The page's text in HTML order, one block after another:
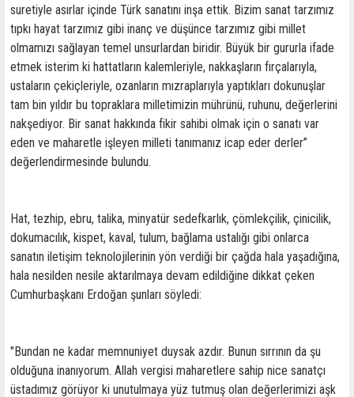
suretiyle asırlar içinde Türk sanatını inşa ettik. Bizim sanat tarzımız
tıpkı hayat tarzımız gibi inanç ve düşünce tarzımız gibi millet
olmamızı sağlayan temel unsurlardan biridir. Büyük bir gururla ifade
etmek isterim ki hattatların kalemleriyle, nakkaşların fırçalarıyla,
ustaların çekiçleriyle, ozanların mızraplarıyla yaptıkları dokunuşlar
tam bin yıldır bu topraklara milletimizin mührünü, ruhunu, değerlerini
nakşediyor. Bir sanat hakkında fikir sahibi olmak için o sanatı var
eden ve maharetle işleyen milleti tanımanız icap eder derler”
değerlendirmesinde bulundu.
Hat, tezhip, ebru, talika, minyatür sedefkarlık, çömlekçilik, çinicilik,
dokumacılık, kispet, kaval, tulum, bağlama ustalığı gibi onlarca
sanatın iletişim teknolojilerinin yön verdiği bir çağda hala yaşadığına,
hala nesilden nesile aktarılmaya devam edildiğine dikkat çeken
Cumhurbaşkanı Erdoğan şunları söyledi:
"Bundan ne kadar memnuniyet duysak azdır. Bunun sırrının da şu
olduğuna inanıyorum. Allah vergisi maharetlere sahip nice sanatçı
üstadımız görüyor ki unutulmaya yüz tutmuş olan değerlerimizi aşk